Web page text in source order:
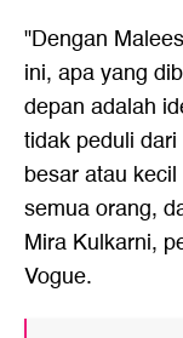
"Dengan
ini, apa yang
depan adalah
tidak peduli
besar atau
semua orang,
Mira Kulkarni,
Vogue.